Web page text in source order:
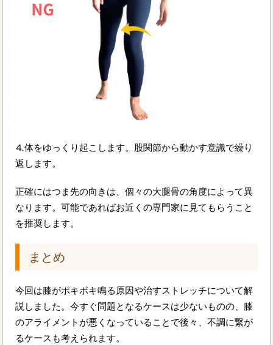
⒋体をゆっくり起こします。股関節から動かす意識で繰り
返します。
正確にはつま先の向きは、個々の大腿骨の角度によって異
なります。可能であればお近くの専門家に見てもらうこと
を推奨します。
まとめ
今回は膝がポキポキ鳴る原因や治すストレッチについて解
説しました。今すぐ問題となるケースは少ないものの、膝
のアライメントが悪くなっていることで後々、不調に繋が
るケースも考えられます。